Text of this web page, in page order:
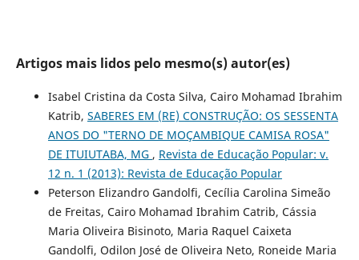
Artigos mais lidos pelo mesmo(s) autor(es)
Isabel Cristina da Costa Silva, Cairo Mohamad Ibrahim
Katrib, SABERES EM (RE) CONSTRUÇÃO: OS SESSENTA
ANOS DO "TERNO DE MOÇAMBIQUE CAMISA ROSA"
DE ITUIUTABA, MG , Revista de Educação Popular: v.
12 n. 1 (2013): Revista de Educação Popular
Peterson Elizandro Gandolfi, Cecília Carolina Simeão
de Freitas, Cairo Mohamad Ibrahim Catrib, Cássia
Maria Oliveira Bisinoto, Maria Raquel Caixeta
Gandolfi, Odilon José de Oliveira Neto, Roneide Maria